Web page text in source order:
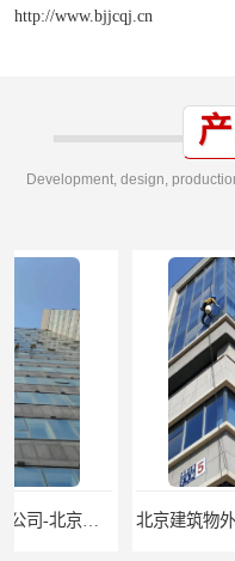
http://www.bjjcqj.cn
北京建筑物外墙清洁服务-北京高